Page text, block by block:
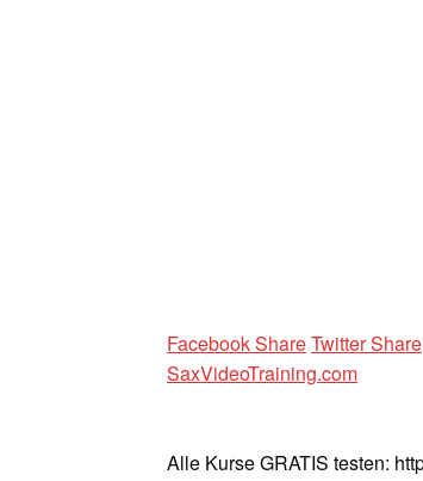
Facebook ShareTwitter Share
SaxVideoTraining.com
Alle Kurse GRATIS testen: